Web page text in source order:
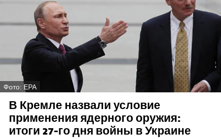
Фото: EPA
В Кремле назвали условие
применения ядерного оружия:
итоги 27-го дня войны в Украине